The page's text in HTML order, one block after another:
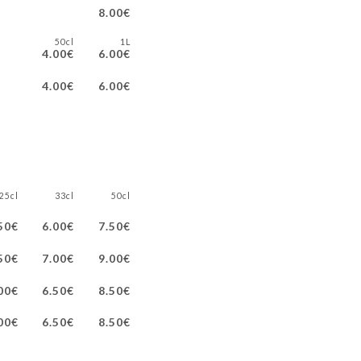
8.00€
50cl
4.00€
1L
6.00€
4.00€ 6.00€
25cl 33cl 50cl
6.00€ 7.50€
7.00€ 9.00€
6.50€ 8.50€
6.50€ 8.50€